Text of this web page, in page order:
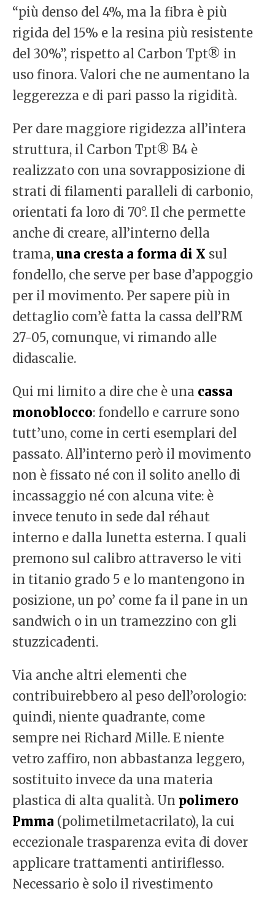
“più denso del 4%, ma la fibra è più
rigida del 15% e la resina più resistente
del 30%”, rispetto al Carbon Tpt® in
uso finora. Valori che ne aumentano la
leggerezza e di pari passo la rigidità.
Per dare maggiore rigidezza all’intera
struttura, il Carbon Tpt® B4 è
realizzato con una sovrapposizione di
strati di filamenti paralleli di carbonio,
orientati fa loro di 70°. Il che permette
anche di creare, all’interno della
trama, una cresta a forma di X sul
fondello, che serve per base d’appoggio
per il movimento. Per sapere più in
dettaglio com’è fatta la cassa dell’RM
27-05, comunque, vi rimando alle
didascalie.
Qui mi limito a dire che è una cassa
monoblocco: fondello e carrure sono
tutt’uno, come in certi esemplari del
passato. All’interno però il movimento
non è fissato né con il solito anello di
incassaggio né con alcuna vite: è
invece tenuto in sede dal réhaut
interno e dalla lunetta esterna. I quali
premono sul calibro attraverso le viti
in titanio grado 5 e lo mantengono in
posizione, un po’ come fa il pane in un
sandwich o in un tramezzino con gli
stuzzicadenti.
Via anche altri elementi che
contribuirebbero al peso dell’orologio:
quindi, niente quadrante, come
sempre nei Richard Mille. E niente
vetro zaffiro, non abbastanza leggero,
sostituito invece da una materia
plastica di alta qualità. Un polimero
Pmma (polimetilmetacrilato), la cui
eccezionale trasparenza evita di dover
applicare trattamenti antiriflesso.
Necessario è solo il rivestimento